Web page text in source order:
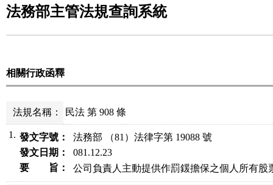
法務部主管法規查詢系統
相關行政函釋
法規名稱： 民法 第 908 條
1. 發文字號：
法務部 （81）法律字第 19088 號
發文日期：
081.12.23
要 旨：
公司負責人主動提供作罰鍰擔保之個人所有股